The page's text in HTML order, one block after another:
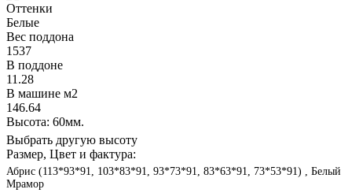
Оттенки
Белые
Вес поддона
1537
В поддоне
11.28
В машине м2
146.64
Высота: 60мм.
Выбрать другую высоту
Размер, Цвет и фактура:
Абрис (113*93*91, 103*83*91, 93*73*91, 83*63*91, 73*53*91) , Белый
Мрамор